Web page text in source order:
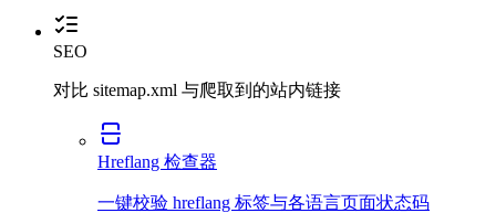
SEO
对比 sitemap.xml 与爬取到的站内链接
Hreflang 检查器
一键校验 hreflang 标签与各语言页面状态码